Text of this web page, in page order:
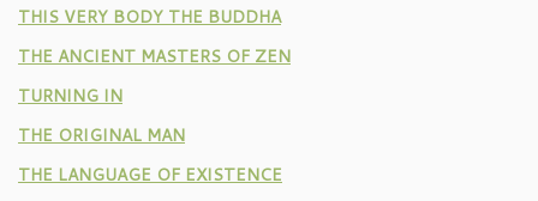
THIS VERY BODY THE BUDDHA
THE ANCIENT MASTERS OF ZEN
TURNING IN
THE ORIGINAL MAN
THE LANGUAGE OF EXISTENCE